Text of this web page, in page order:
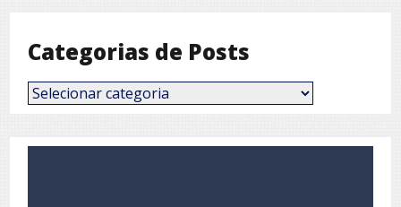
Categorias de Posts
Categorias
de